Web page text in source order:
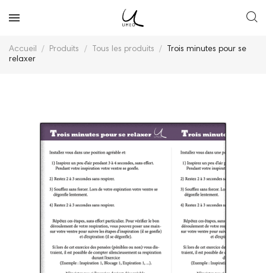
Accueil Produits Tous les produits
Trois minutes pour se
relaxer